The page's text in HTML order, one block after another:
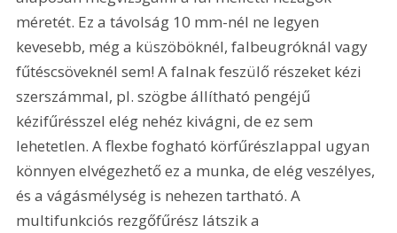
méretét. Ez a távolság 10 mm-nél ne legyen
kevesebb, még a küszöböknél, falbeugróknál vagy
fűtéscsöveknél sem! A falnak feszülő részeket kézi
szerszámmal, pl. szögbe állítható pengéjű
kézifűrésszel elég nehéz kivágni, de ez sem
lehetetlen. A flexbe fogható körfűrészlappal ugyan
könnyen elvégezhető ez a munka, de elég veszélyes,
és a vágásmélység is nehezen tartható. A
multifunkciós rezgőfűrész látszik a